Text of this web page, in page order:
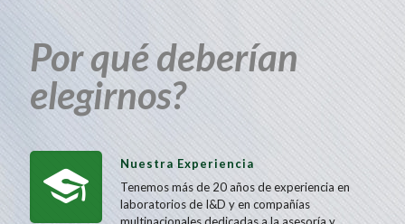
Por qué deberían
elegirnos?
Nuestra Experiencia
Tenemos más de 20 años de experiencia en
laboratorios de I&D y en compañías